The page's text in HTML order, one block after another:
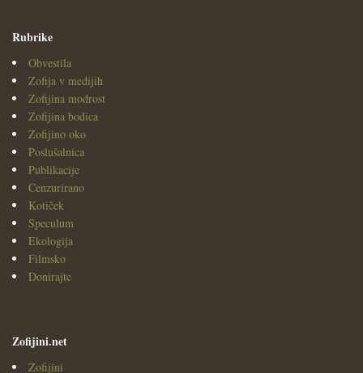
Rubrike
Obvestila
Zofija v medijih
Zofijina modrost
Zofijina bodica
Zofijino oko
Poslušalnica
Publikacije
Cenzurirano
Kotiček
Speculum
Ekologija
Filmsko
Donirajte
Zofijini.net
Zofijini